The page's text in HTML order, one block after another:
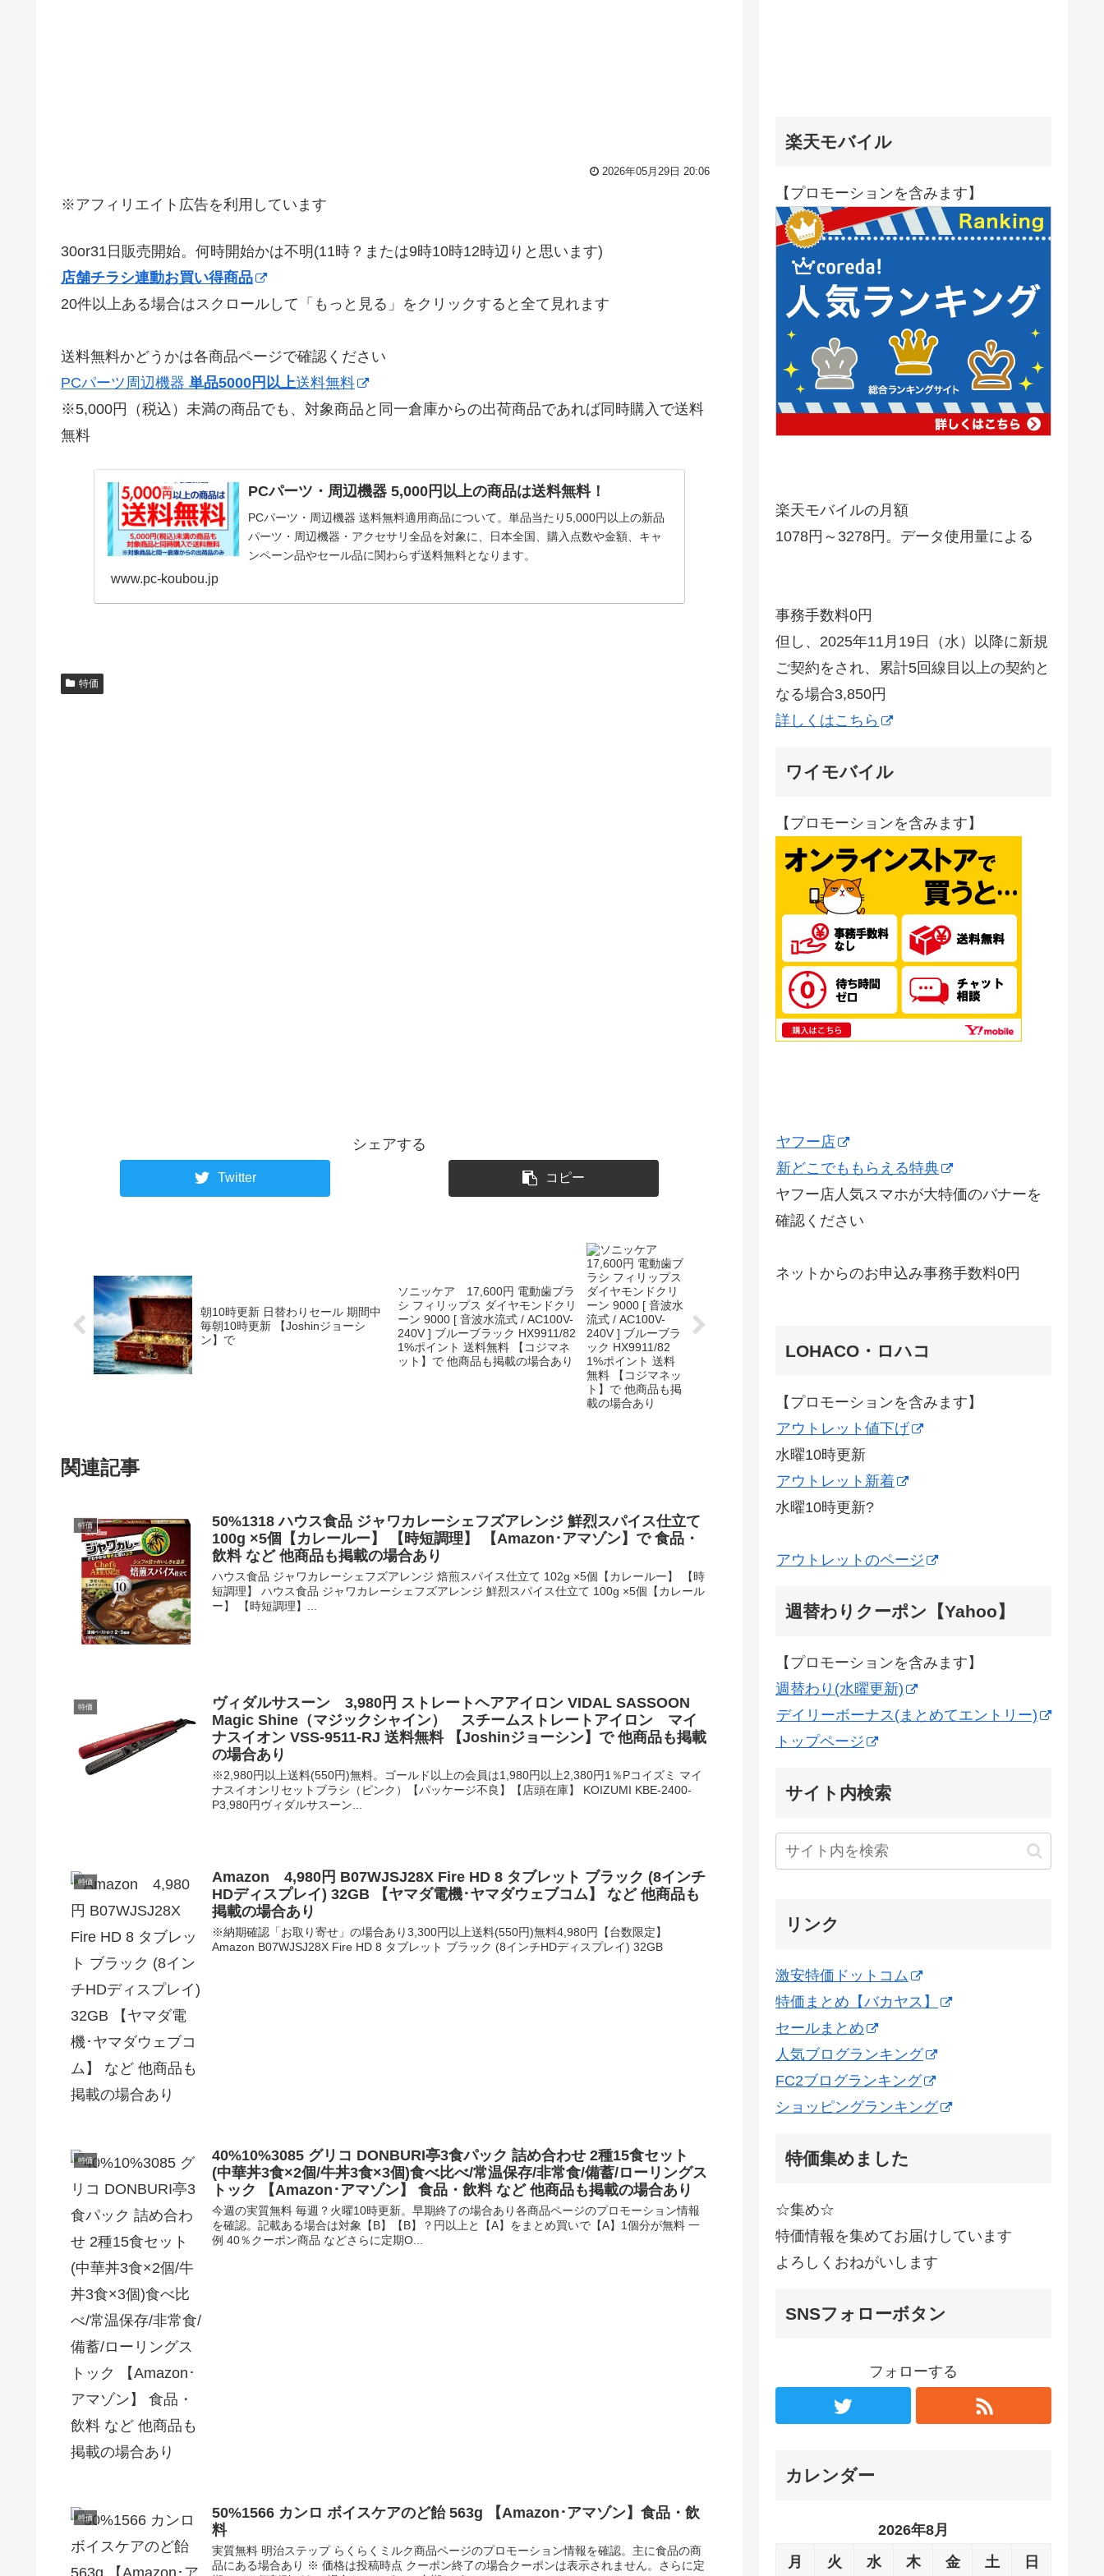
2026年05月29日 20:06
※アフィリエイト広告を利用しています
30or31日販売開始。何時開始かは不明(11時？または9時10時12時辺りと思います)
店舗チラシ連動お買い得商品
20件以上ある場合はスクロールして「もっと見る」をクリックすると全て見れます
送料無料かどうかは各商品ページで確認ください
PCパーツ周辺機器 単品5000円以上送料無料
※5,000円（税込）未満の商品でも、対象商品と同一倉庫からの出荷商品であれば同時購入で送料
無料
PCパーツ・周辺機器 5,000円以上の商品は送料無料！
PCパーツ・周辺機器 送料無料適用商品について。単品当たり5,000円以上の新品
パーツ・周辺機器・アクセサリ全品を対象に、日本全国、購入点数や金額、キャ
ンペーン品やセール品に関わらず送料無料となります。
www.pc-koubou.jp
特価
シェアする
Twitter コピー
朝10時更新 日替わりセール 期間中
毎朝10時更新 【Joshinジョーシ
ン】で
ソニッケア 17,600円 電動歯ブラ
シ フィリップス ダイヤモンドクリ
ーン 9000 [ 音波水流式 / AC100V-
240V ] ブルーブラック HX9911/82
1%ポイント 送料無料 【コジマネ
ット】で 他商品も掲載の場合あり
関連記事
特価
50%1318 ハウス食品 ジャワカレーシェフズアレンジ 鮮烈スパイス仕立て
100g ×5個【カレールー】 【時短調理】 【Amazon･アマゾン】で 食品・
飲料 など 他商品も掲載の場合あり
ハウス食品 ジャワカレーシェフズアレンジ 焙煎スパイス仕立て 102g ×5個【カレールー】 【時
短調理】 ハウス食品 ジャワカレーシェフズアレンジ 鮮烈スパイス仕立て 100g ×5個【カレール
ー】 【時短調理】...
特価
ヴィダルサスーン 3,980円 ストレートヘアアイロン VIDAL SASSOON
Magic Shine（マジックシャイン） スチームストレートアイロン マイ
ナスイオン VSS-9511-RJ 送料無料 【Joshinジョーシン】で 他商品も掲載
の場合あり
※2,980円以上送料(550円)無料。ゴールド以上の会員は1,980円以上2,380円1％Pコイズミ マイ
ナスイオンリセットブラシ（ピンク）【パッケージ不良】【店頭在庫】 KOIZUMI KBE-2400-
P3,980円ヴィダルサスーン...
特価
Amazon 4,980円 B07WJSJ28X Fire HD 8 タブレット ブラック (8インチ
HDディスプレイ) 32GB 【ヤマダ電機･ヤマダウェブコム】 など 他商品も
掲載の場合あり
※納期確認「お取り寄せ」の場合あり3,300円以上送料(550円)無料4,980円【台数限定】
Amazon B07WJSJ28X Fire HD 8 タブレット ブラック (8インチHDディスプレイ) 32GB
特価
40%10%3085 グリコ DONBURI亭3食パック 詰め合わせ 2種15食セット
(中華丼3食×2個/牛丼3食×3個)食べ比べ/常温保存/非常食/備蓄/ローリングス
トック 【Amazon･アマゾン】 食品・飲料 など 他商品も掲載の場合あり
今週の実質無料 毎週？火曜10時更新。早期終了の場合あり各商品ページのプロモーション情報
を確認。記載ある場合は対象【B】【B】？円以上と【A】をまとめ買いで【A】1個分が無料 一
例 40％クーポン商品 などさらに定期O...
特価
50%1566 カンロ ボイスケアのど飴 563g 【Amazon･アマゾン】食品・飲
料
実質無料 明治ステップ らくらくミルク商品ページのプロモーション情報を確認。主に食品の商
品にある場合あり ※ 価格は投稿時点 クーポン終了の場合クーポンは表示されません。さらに定
楽天モバイル
【プロモーションを含みます】
楽天モバイルの月額
1078円～3278円。データ使用量による
事務手数料0円
但し、2025年11月19日（水）以降に新規
ご契約をされ、累計5回線目以上の契約と
なる場合3,850円
詳しくはこちら
ワイモバイル
【プロモーションを含みます】
ヤフー店
新どこでももらえる特典
ヤフー店人気スマホが大特価のバナーを
確認ください
ネットからのお申込み事務手数料0円
LOHACO・ロハコ
【プロモーションを含みます】
アウトレット値下げ
水曜10時更新
アウトレット新着
水曜10時更新?
アウトレットのページ
週替わりクーポン【Yahoo】
【プロモーションを含みます】
週替わり(水曜更新)
デイリーボーナス(まとめてエントリー)
トップページ
サイト内検索
リンク
激安特価ドットコム
特価まとめ【バカヤス】
セールまとめ
人気ブログランキング
FC2ブログランキング
ショッピングランキング
特価集めました
☆集め☆
特価情報を集めてお届けしています
よろしくおねがいします
SNSフォローボタン
フォローする
カレンダー
2026年8月
月
火 水 木 金 土 日